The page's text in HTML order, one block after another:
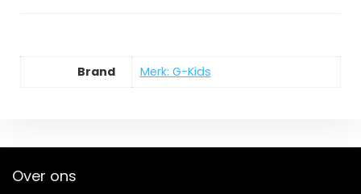
Brand Merk: G-Kids
Over ons